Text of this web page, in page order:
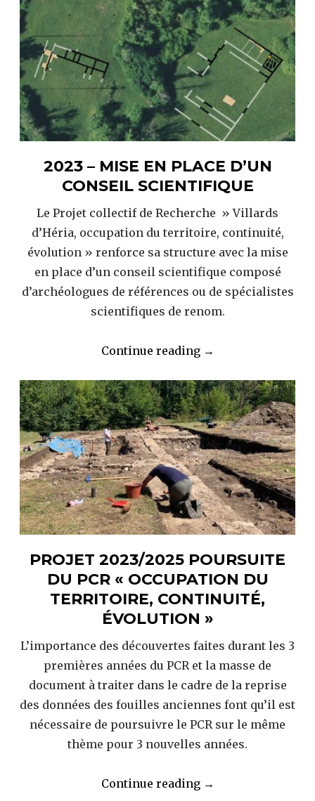
2023 – MISE EN PLACE D’UN
CONSEIL SCIENTIFIQUE
Le Projet collectif de Recherche » Villards
d’Héria, occupation du territoire, continuité,
évolution » renforce sa structure avec la mise
en place d’un conseil scientifique composé
d’archéologues de références ou de spécialistes
scientifiques de renom.
Continue reading « 2023
Mise
en
place
d’un
conseil
scientifique »
→
PROJET 2023/2025 POURSUITE
DU PCR « OCCUPATION DU
TERRITOIRE, CONTINUITÉ,
ÉVOLUTION »
L’importance des découvertes faites durant les 3
premières années du PCR et la masse de
document à traiter dans le cadre de la reprise
des données des fouilles anciennes font qu’il est
nécessaire de poursuivre le PCR sur le même
thème pour 3 nouvelles années.
Continue reading « Projet
→